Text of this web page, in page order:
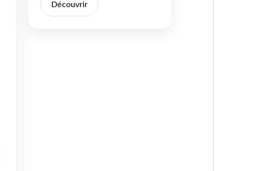
Découvrir